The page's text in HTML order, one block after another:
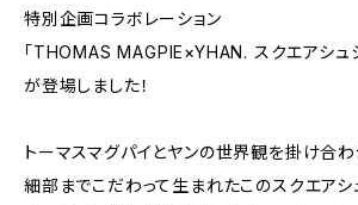
特別企画コラボレーション
「THOMAS MAGPIE×YHAN. スクエアシュ
が登場しました！
トーマスマグパイとヤンの世界観を掛け合わ
細部までこだわって生まれたこのスクエアシ